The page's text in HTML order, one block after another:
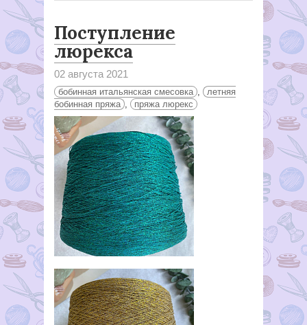
Поступление
люрекса
02 августа 2021
бобинная итальянская смесовка ,
летняя
бобинная пряжа , пряжа люрекс